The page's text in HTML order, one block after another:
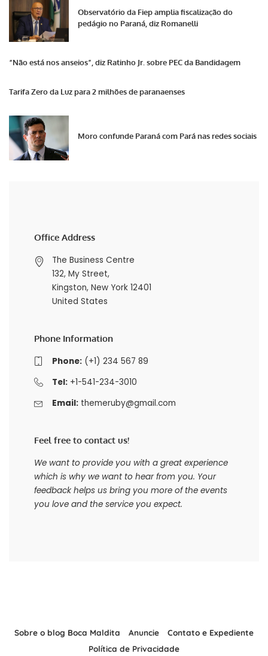
Observatório da Fiep amplia fiscalização do
pedágio no Paraná, diz Romanelli
“Não está nos anseios”, diz Ratinho Jr. sobre PEC da Bandidagem
Tarifa Zero da Luz para 2 milhões de paranaenses
Moro confunde Paraná com Pará nas redes sociais
Office Address
The Business Centre
132, My Street,
Kingston, New York 12401
United States
Phone Information
Phone:(+1) 234 567 89
Tel:+1-541-234-3010
Email: themeruby@gmail.com
Feel free to contact us!
We want to provide you with a great experience
which is why we want to hear from you. Your
feedback helps us bring you more of the events
you love and the service you expect.
Sobre o blog Boca Maldita Anuncie
Contato e Expediente
Política de Privacidade